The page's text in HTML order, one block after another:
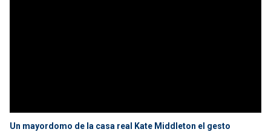
Un mayordomo de la casa real Kate Middleton el gesto